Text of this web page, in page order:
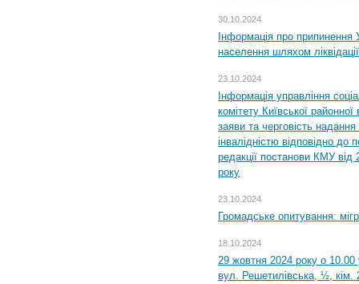
30.10.2024
Інформація про припинення
населення шляхом ліквідації
23.10.2024
Інформація управління
комітету Київської
заяви та черговість надання
інвалідністю відповідно
редакції постанови КМУ
року
23.10.2024
Громадське опитування:
18.10.2024
29 жовтня 2024 року о 10.00
вул. Решетилівська, ½, кім.